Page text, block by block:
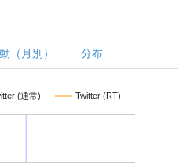
（月別） 分布
(通常) Twitter (RT)